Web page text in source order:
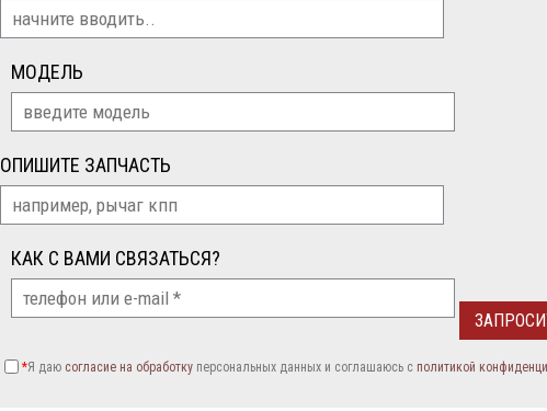
МОДЕЛЬ
ОПИШИТЕ ЗАПЧАСТЬ
КАК С ВАМИ СВЯЗАТЬСЯ?
*Я даю согласие на обработку персональных данных и соглашаюсь c политикой